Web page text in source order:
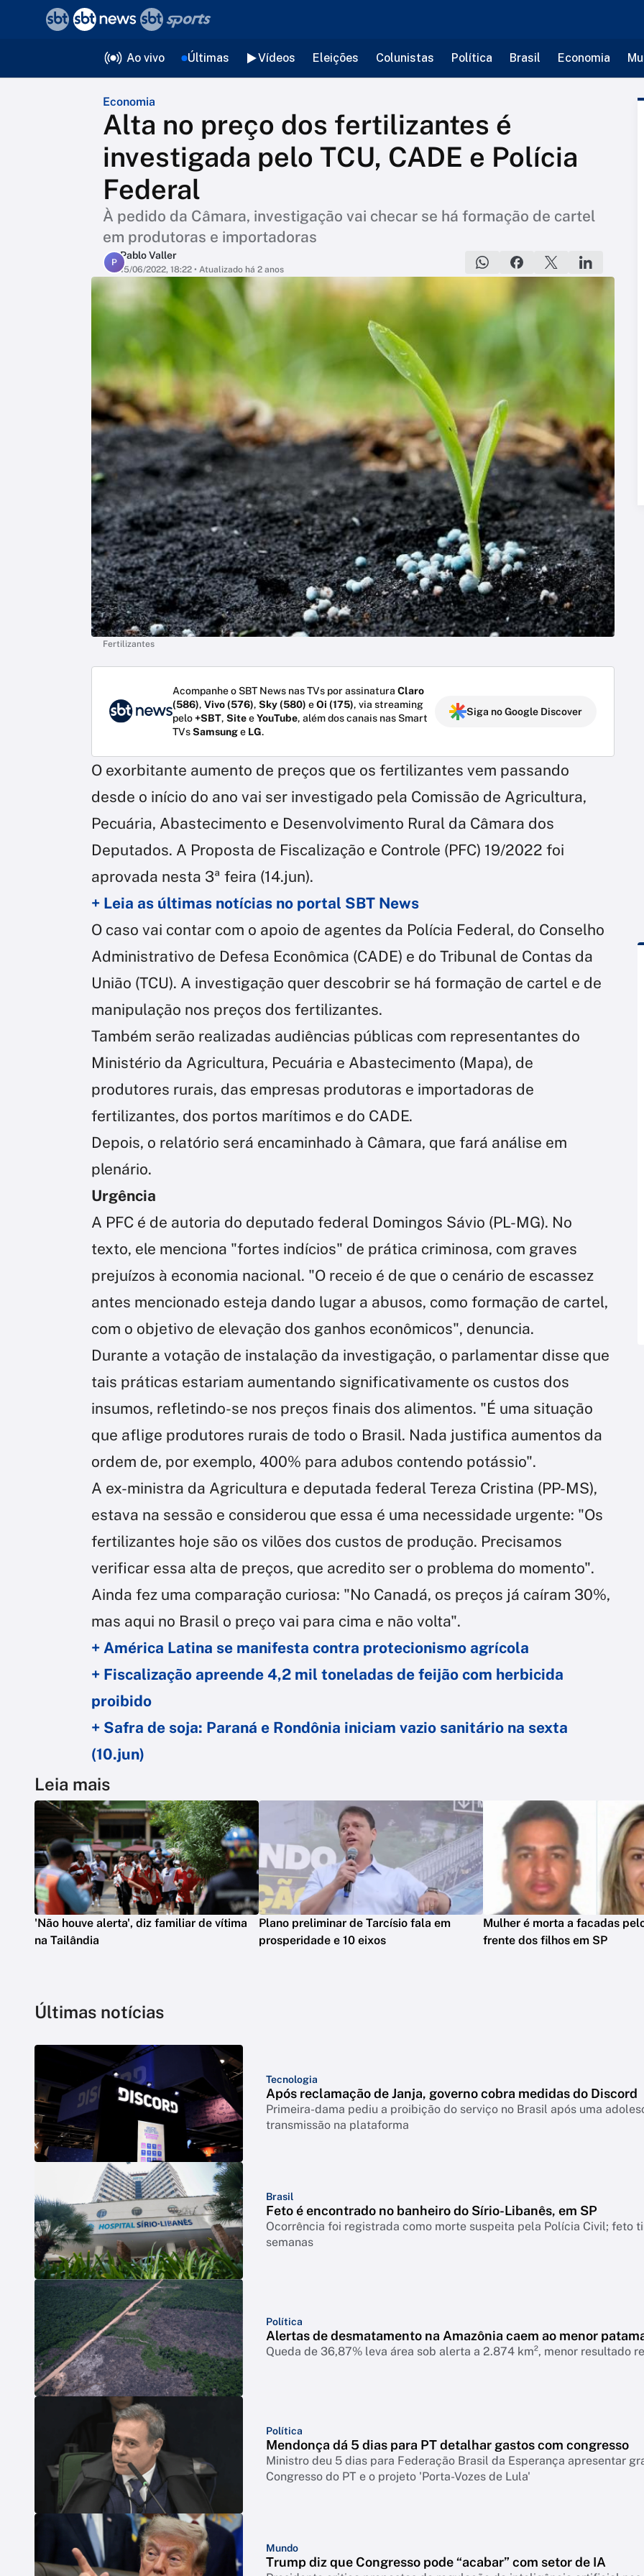
Ao vivo Últimas Vídeos Eleições Colunistas Política Brasil Economia
Economia
Alta no preço dos fertilizantes é
investigada pelo TCU, CADE e Polícia
Federal
À pedido da Câmara, investigação vai checar se há formação de cartel
em produtoras e importadoras
P
Pablo Valler
15/06/2022, 18:22 • Atualizado há 2 anos
Fertilizantes
Acompanhe o SBT News nas TVs por assinatura Claro
(586), Vivo (576), Sky (580) eOi (175), via streaming
pelo+SBT, SiteeYouTube, além dos canais nas Smart
TVsSamsunge LG.
Siga no Google Discover
O exorbitante aumento de preços que os fertilizantes vem passando
desde o início do ano vai ser investigado pela Comissão de Agricultura,
Pecuária, Abastecimento e Desenvolvimento Rural da Câmara dos
Deputados. A Proposta de Fiscalização e Controle (PFC) 19/2022 foi
aprovada nesta 3ª feira (14.jun).
+ Leia as últimas notícias no portal SBT News
O caso vai contar com o apoio de agentes da Polícia Federal, do Conselho
Administrativo de Defesa Econômica (CADE) e do Tribunal de Contas da
União (TCU). A investigação quer descobrir se há formação de cartel e de
manipulação nos preços dos fertilizantes.
Também serão realizadas audiências públicas com representantes do
Ministério da Agricultura, Pecuária e Abastecimento (Mapa), de
produtores rurais, das empresas produtoras e importadoras de
fertilizantes, dos portos marítimos e do CADE.
Depois, o relatório será encaminhado à Câmara, que fará análise em
plenário.
Urgência
A PFC é de autoria do deputado federal Domingos Sávio (PL-MG). No
texto, ele menciona "fortes indícios" de prática criminosa, com graves
prejuízos à economia nacional. "O receio é de que o cenário de escassez
antes mencionado esteja dando lugar a abusos, como formação de cartel,
com o objetivo de elevação dos ganhos econômicos", denuncia.
Durante a votação de instalação da investigação, o parlamentar disse que
tais práticas estariam aumentando significativamente os custos dos
insumos, refletindo-se nos preços finais dos alimentos. "É uma situação
que aflige produtores rurais de todo o Brasil. Nada justifica aumentos da
ordem de, por exemplo, 400% para adubos contendo potássio".
A ex-ministra da Agricultura e deputada federal Tereza Cristina (PP-MS),
estava na sessão e considerou que essa é uma necessidade urgente: "Os
fertilizantes hoje são os vilões dos custos de produção. Precisamos
verificar essa alta de preços, que acredito ser o problema do momento".
Ainda fez uma comparação curiosa: "No Canadá, os preços já caíram 30%,
mas aqui no Brasil o preço vai para cima e não volta".
+ América Latina se manifesta contra protecionismo agrícola
+ Fiscalização apreende 4,2 mil toneladas de feijão com herbicida
proibido
+ Safra de soja: Paraná e Rondônia iniciam vazio sanitário na sexta
(10.jun)
Leia mais
'Não houve alerta', diz familiar de vítima
na Tailândia
Plano preliminar de Tarcísio fala em
prosperidade e 10 eixos
Mulher é morta a facadas
frente dos filhos em SP
Últimas notícias
Tecnologia
Após reclamação de Janja, governo cobra medidas do Discord
Primeira-dama pediu a proibição do serviço no Brasil após uma
transmissão na plataforma
Brasil
Feto é encontrado no banheiro do Sírio-Libanês, em SP
Ocorrência foi registrada como morte suspeita pela Polícia Civil; feto
semanas
Política
Alertas de desmatamento na Amazônia caem ao menor
Queda de 36,87% leva área sob alerta a 2.874 km², menor resultado
Política
Mendonça dá 5 dias para PT detalhar gastos com congresso
Ministro deu 5 dias para Federação Brasil da Esperança apresentar
Congresso do PT e o projeto 'Porta-Vozes de Lula'
Mundo
Trump diz que Congresso pode “acabar” com setor de IA
voltar
Editorias